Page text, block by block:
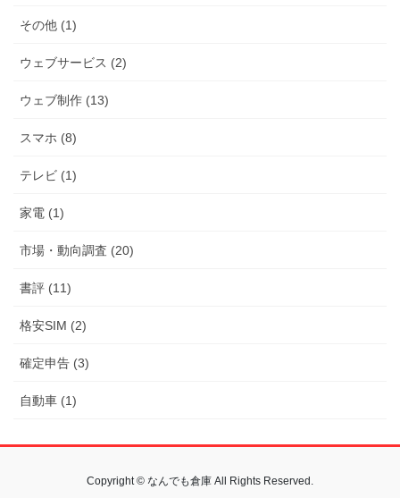
その他 (1)
ウェブサービス (2)
ウェブ制作 (13)
スマホ (8)
テレビ (1)
家電 (1)
市場・動向調査 (20)
書評 (11)
格安SIM (2)
確定申告 (3)
自動車 (1)
Copyright © なんでも倉庫 All Rights Reserved.